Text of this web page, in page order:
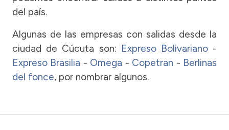
del país.
Algunas de las empresas con salidas desde la
ciudad de Cúcuta son: Expreso Bolivariano-
Expreso Brasilia - Omega - Copetran - Berlinas
del fonce, por nombrar algunos.